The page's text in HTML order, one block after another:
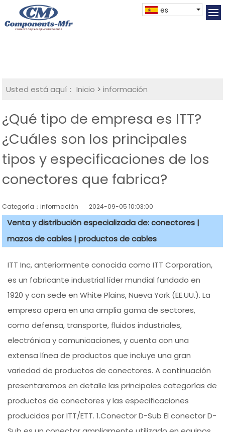
es
Usted está aquí： Inicio >información
¿Qué tipo de empresa es ITT?
¿Cuáles son los principales
tipos y especificaciones de los
conectores que fabrica?
Categoría：información 2024-09-05 10:03:00
Venta y distribución especializada de: conectores |
mazos de cables | productos de cables
ITT Inc, anteriormente conocida como ITT Corporation,
es un fabricante industrial líder mundial fundado en
1920 y con sede en White Plains, Nueva York (EE.UU.). La
empresa opera en una amplia gama de sectores,
como defensa, transporte, fluidos industriales,
electrónica y comunicaciones, y cuenta con una
extensa línea de productos que incluye una gran
variedad de productos de conectores. A continuación
presentaremos en detalle las principales categorías de
productos de conectores y las especificaciones
producidas por ITT/ETT. 1.Conector D-Sub El conector D-